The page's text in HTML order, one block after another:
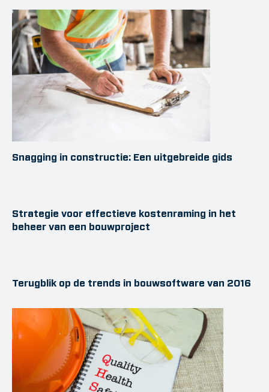
Snagging in constructie: Een uitgebreide gids
Strategie voor effectieve kostenraming in het
beheer van een bouwproject
Terugblik op de trends in bouwsoftware van 2016